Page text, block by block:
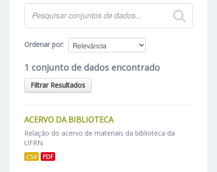
Ordenar por
1 conjunto de dados encontrado
Filtrar Resultados
ACERVO DA BIBLIOTECA
Relação do acervo de materiais da biblioteca da
UFRN.
CSV PDF